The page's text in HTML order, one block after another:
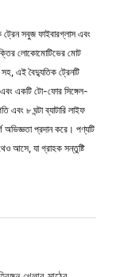
ট্রেন সবুজ ফাইবারগ্লাস এবং
লোকোমোটিভের মোট
এই বৈদ্যুতিক ট্রেনটি
একটি টো-ফোর সিঙ্গেল-
এবং ৮ ঘন্টা ব্যাটারি লাইফ
অভিজ্ঞতা প্রদান করে। পণ্যটি
আসে, যা গ্রাহক সন্তুষ্টি